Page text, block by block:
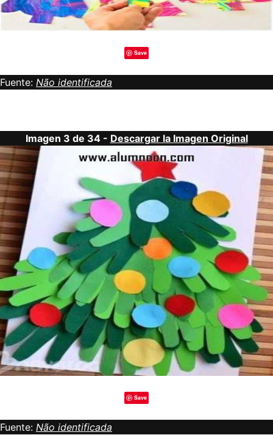
Save
Fuente: Não identificada
Imagen 3 de 34 - Descargar la Imagen Original
Save
Fuente: Não identificada